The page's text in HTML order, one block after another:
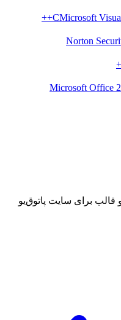
Microsoft Visual
Norton
و قالب برای سایت پاتوق‌یو